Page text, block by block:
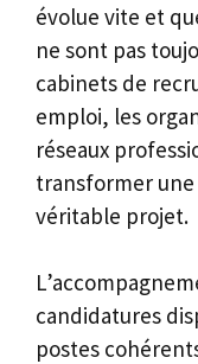
évolue vite et
ne sont pas
cabinets de
emploi, les
réseaux
transformer
véritable projet.
candidatures
postes